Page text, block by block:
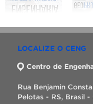
LOCALIZE O CENG
Centro de
Rua Benjamin
Pelotas - RS, Brasil